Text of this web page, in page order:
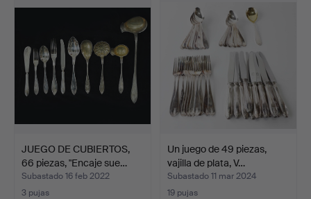
seleccionado
JUEGO DE CUBIERTOS,
66 piezas, "Encaje sue…
Subastado 16 feb 2022
3 pujas
Un juego de 49 piezas,
vajilla de plata, V…
Subastado 11 mar 2024
19 pujas